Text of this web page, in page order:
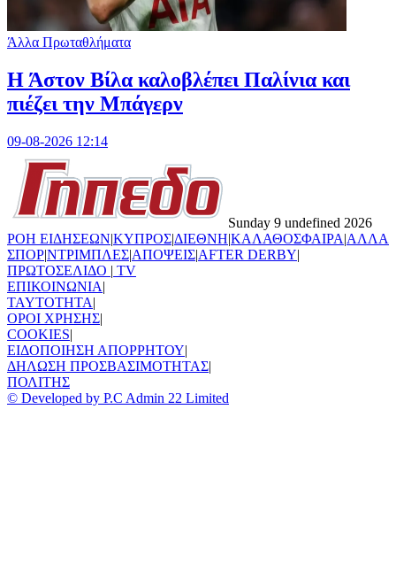
Άλλα Πρωταθλήματα
Η Άστον Βίλα καλοβλέπει Παλίνια και
πιέζει την Μπάγερν
09-08-2026 12:14
Sunday 9 undefined 2026
ΡΟΗ ΕΙΔΗΣΕΩΝ|ΚΥΠΡΟΣ|ΔΙΕΘΝΗ|ΚΑΛΑΘΟΣΦΑΙΡΑ|ΑΛΛΑ
ΣΠΟΡ|ΝΤΡΙΜΠΛΕΣ|ΑΠΟΨΕΙΣ|AFTER DERBY|
ΠΡΩΤΟΣΕΛΙΔΟ | TV
ΕΠΙΚΟΙΝΩΝΙΑ|
TAYTOTHTA|
ΟΡΟΙ ΧΡΗΣΗΣ|
COOKIES|
ΕΙΔΟΠΟΙΗΣΗ ΑΠΟΡΡΗΤΟΥ|
ΔΗΛΩΣΗ ΠΡΟΣΒΑΣΙΜΟΤΗΤΑΣ|
ΠΟΛΙΤΗΣ
© Developed by P.C Admin 22 Limited